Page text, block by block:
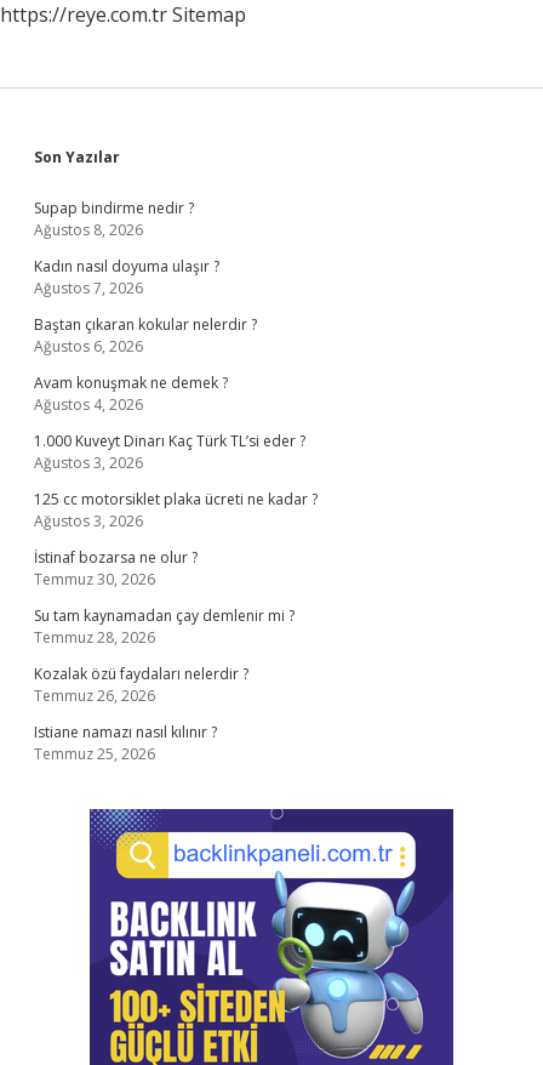
https://reye.com.trSitemap
Sidebar
Son Yazılar
Supap bindirme nedir ?
Ağustos 8, 2026
Kadın nasıl doyuma ulaşır ?
Ağustos 7, 2026
Baştan çıkaran kokular nelerdir ?
Ağustos 6, 2026
Avam konuşmak ne demek ?
Ağustos 4, 2026
1.000 Kuveyt Dinarı Kaç Türk TL’si eder ?
Ağustos 3, 2026
125 cc motorsiklet plaka ücreti ne kadar ?
Ağustos 3, 2026
İstinaf bozarsa ne olur ?
Temmuz 30, 2026
Su tam kaynamadan çay demlenir mi ?
Temmuz 28, 2026
Kozalak özü faydaları nelerdir ?
Temmuz 26, 2026
Istiane namazı nasıl kılınır ?
Temmuz 25, 2026